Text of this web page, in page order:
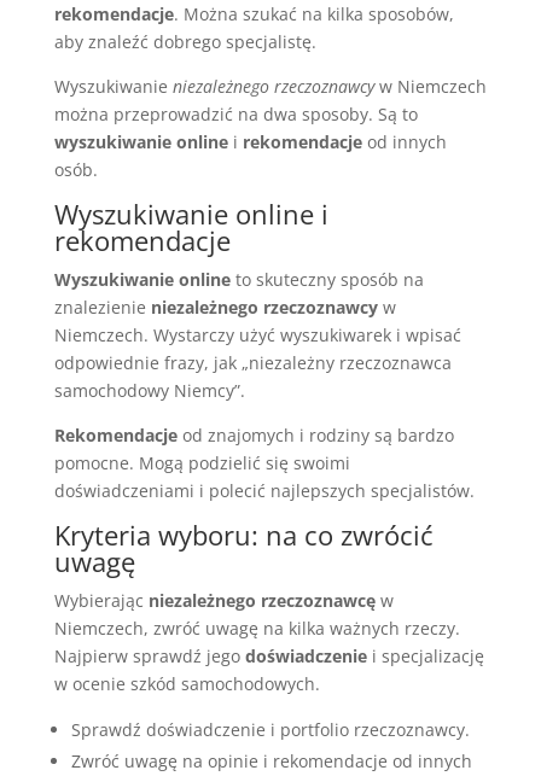
rekomendacje. Można szukać na kilka sposobów,
aby znaleźć dobrego specjalistę.
Wyszukiwanie niezależnego rzeczoznawcyw Niemczech
można przeprowadzić na dwa sposoby. Są to
wyszukiwanie onlinei rekomendacjeod innych
osób.
Wyszukiwanie online i
rekomendacje
Wyszukiwanie onlineto skuteczny sposób na
znalezienie niezależnego rzeczoznawcyw
Niemczech. Wystarczy użyć wyszukiwarek i wpisać
odpowiednie frazy, jak „niezależny rzeczoznawca
samochodowy Niemcy”.
Rekomendacjeod znajomych i rodziny są bardzo
pomocne. Mogą podzielić się swoimi
doświadczeniami i polecić najlepszych specjalistów.
Kryteria wyboru: na co zwrócić
uwagę
Wybierając niezależnego rzeczoznawcęw
Niemczech, zwróć uwagę na kilka ważnych rzeczy.
Najpierw sprawdź jego doświadczeniei specjalizację
w ocenie szkód samochodowych.
Sprawdź doświadczenie i portfolio rzeczoznawcy.
Zwróć uwagę na opinie i rekomendacje od innych